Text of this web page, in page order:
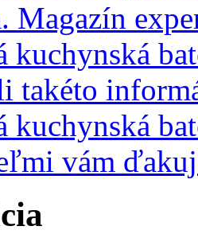
Magazín
kuchynská
takéto
kuchynská
vám